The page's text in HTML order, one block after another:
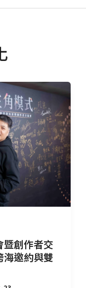
暨創作者交
海邀約與雙